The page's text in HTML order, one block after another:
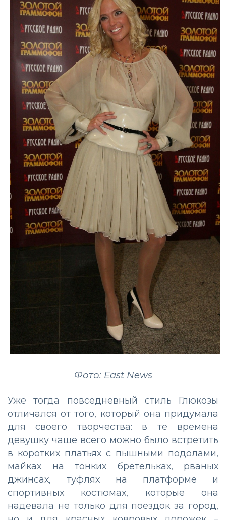
Фото: East News
Уже тогда повседневный стиль Глюкозы
отличался от того, который она придумала
для своего творчества: в те времена
девушку чаще всего можно было встретить
в коротких платьях с пышными подолами,
майках на тонких бретельках, рваных
джинсах, туфлях на платформе и
спортивных костюмах, которые она
надевала не только для поездок за город,